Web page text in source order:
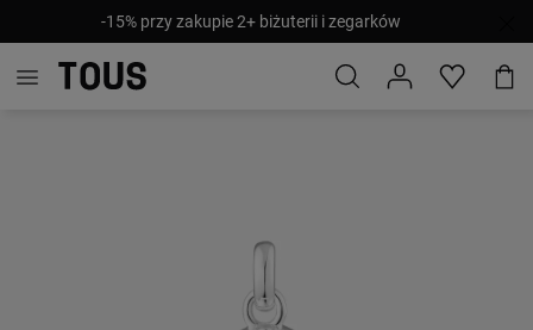
-15% przy zakupie 2+ biżuterii i zegarków